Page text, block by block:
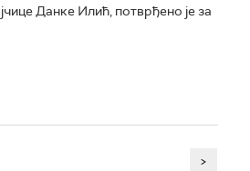
Данке Илић, потврђено је за
>